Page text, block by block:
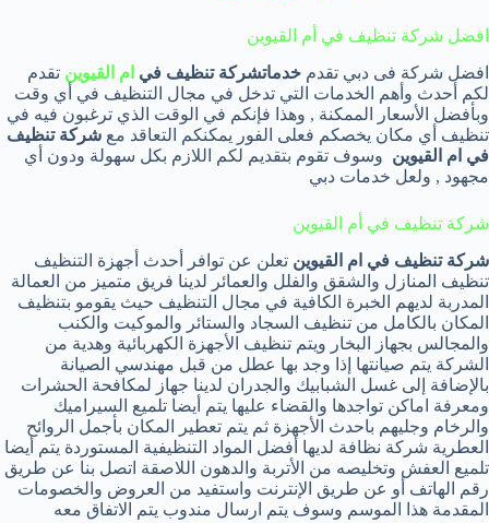
افضل شركة تنظيف في أم القيوين
افضل شركة فى دبي تقدم خدماتشركة تنظيف في ام القيوين تقدم
لكم أحدث وأهم الخدمات التي تدخل في مجال التنظيف في أي وقت
وبأفضل الأسعار الممكنة , وهذا فإنكم في الوقت الذي ترغبون فيه في
تنظيف أي مكان يخصكم فعلى الفور يمكنكم التعاقد مع شركة تنظيف
في ام القيوين وسوف تقوم بتقديم لكم اللازم بكل سهولة ودون أي
مجهود , ولعل خدمات دبي
شركة تنظيف في أم القيوين
شركة تنظيف في ام القيوين تعلن عن توافر أحدث أجهزة التنظيف
تنظيف المنازل والشقق والفلل والعمائر لدينا فريق متميز من العمالة
المدربة لديهم الخبرة الكافية في مجال التنظيف حيث يقومو بتنظيف
المكان بالكامل من تنظيف السجاد والستائر والموكيت والكنب
والمجالس بجهاز البخار ويتم تنظيف الأجهزة الكهربائية وهدية من
الشركة يتم صيانتها إذا وجد بها عطل من قبل مهندسي الصيانة
بالإضافة إلى غسل الشبابيك والجدران لدينا جهاز لمكافحة الحشرات
ومعرفة اماكن تواجدها والقضاء عليها يتم أيضا تلميع السيراميك
والرخام وجليهم باحدث الأجهزة ثم يتم تعطير المكان بأجمل الروائح
العطرية شركة نظافة لديها أفضل المواد التنظيفية المستوردة يتم أيضا
تلميع العفش وتخليصه من الأتربة والدهون اللاصقة اتصل بنا عن طريق
رقم الهاتف أو عن طريق الإنترنت واستفيد من العروض والخصومات
المقدمة هذا الموسم وسوف يتم ارسال مندوب يتم الاتفاق معه